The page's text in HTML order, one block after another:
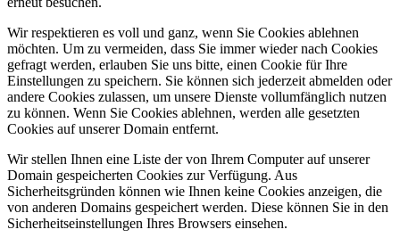
Wir respektieren es voll und ganz, wenn Sie Cookies ablehnen
möchten. Um zu vermeiden, dass Sie immer wieder nach Cookies
gefragt werden, erlauben Sie uns bitte, einen Cookie für Ihre
Einstellungen zu speichern. Sie können sich jederzeit abmelden oder
andere Cookies zulassen, um unsere Dienste vollumfänglich nutzen
zu können. Wenn Sie Cookies ablehnen, werden alle gesetzten
Cookies auf unserer Domain entfernt.
Wir stellen Ihnen eine Liste der von Ihrem Computer auf unserer
Domain gespeicherten Cookies zur Verfügung. Aus
Sicherheitsgründen können wie Ihnen keine Cookies anzeigen, die
von anderen Domains gespeichert werden. Diese können Sie in den
Sicherheitseinstellungen Ihres Browsers einsehen.